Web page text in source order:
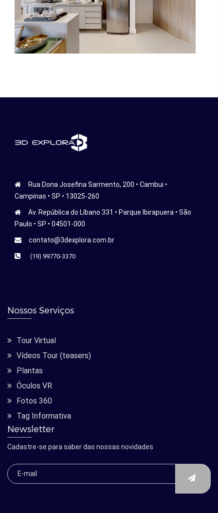
Rua Dona Josefina Sarmento, 200 • Cambui •
Campinas • SP • 13025-260
Av. República do Líbano 331 • Parque Ibirapuera • São
Paulo • SP • 04501-000
contato@3dexplora.com.br
(19) 99770-3370
Nossos Serviços
Tour Virtual
Vídeos Tour (teasers)
Plantas
Óculos VR
Fotos 360
Tag Informativa
Newsletter
Cadastre-se para saber das nossas novidades